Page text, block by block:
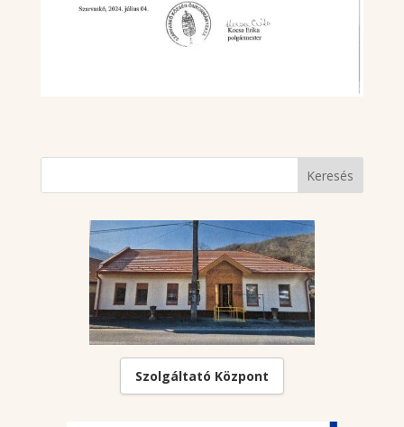
Szolgáltató Központ